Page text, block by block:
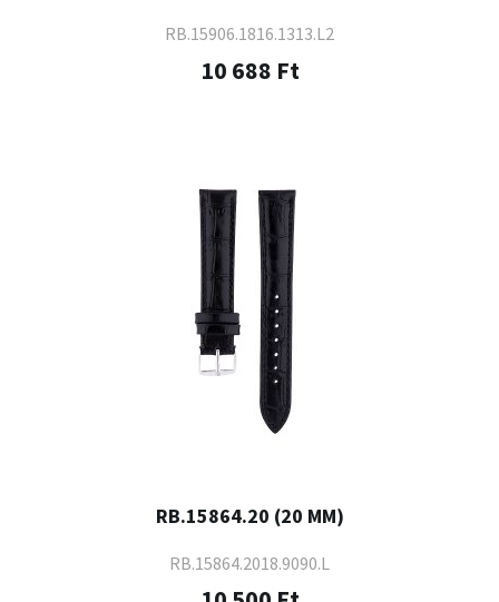
RB.15906.1816.1313.L2
10 688 Ft
RB.15864.20 (20 MM)
RB.15864.2018.9090.L